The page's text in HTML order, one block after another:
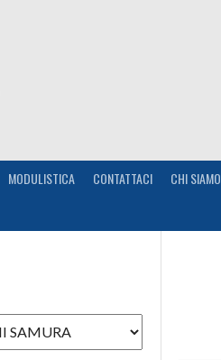
MODULISTICA CONTATTACI CHI SIAMO